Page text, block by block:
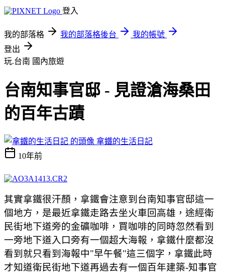
登入
我的部落格 我的部落格後台
我的帳號
登出
玩.台南 國內旅遊
台南知事官邸 - 見證滄海桑田
的百年古蹟
拿鐵的生活日記
10年前
其實拿鐵很汗顏，拿鐵會注意到台南知事官邸這一
個地方，是最近拿鐵走路去坐火車回高雄，途經衛
民街地下道旁的金礦咖啡，買咖啡的同時忽然看到
一旁地下道入口旁有一個超大海報，拿鐵什麼都沒
看到就只看到海報中"早午餐"這三個字，拿鐵此時
才知道衛民街地下道再過去有一個百年建築-知事官